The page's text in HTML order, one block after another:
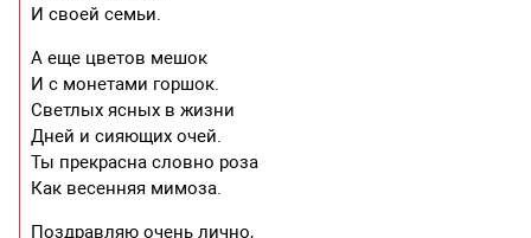
И своей семьи.
А еще цветов мешок
И с монетами горшок.
Светлых ясных в жизни
Дней и сияющих очей.
Ты прекрасна словно роза
Как весенняя мимоза.
Поздравляю очень лично,